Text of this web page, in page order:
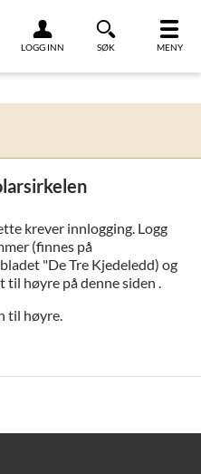
LOGG INN SØK MENY
krever innlogging. Logg
(finnes på
"De Tre Kjedeledd) og
høyre på denne siden .
til høyre.